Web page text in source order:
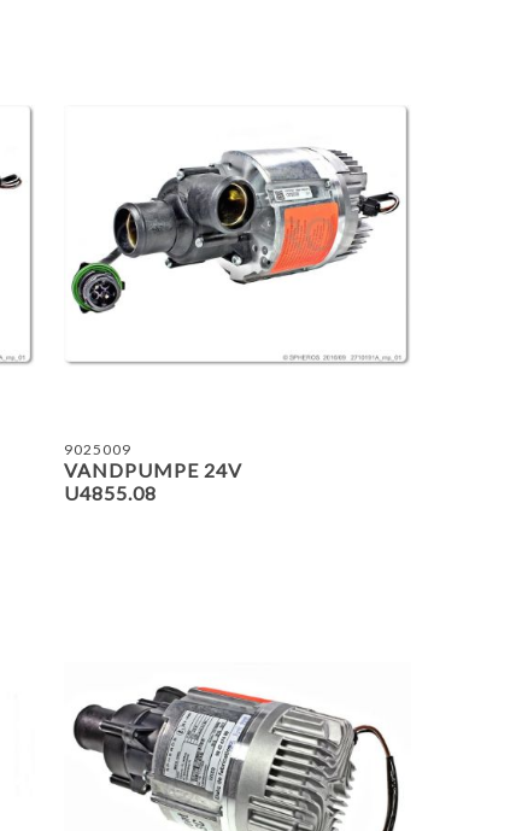
TILFØJ TIL SAMMENLIGNING LISTE
9025009
VANDPUMPE 24V
U4855.08
LISTE TILFØJ TIL SAMMENLIGNING LISTE